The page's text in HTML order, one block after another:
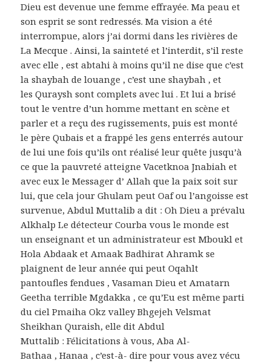
Dieu est devenue une femme effrayée. Ma peau et
son esprit se sont redressés. Ma vision a été
interrompue, alors j’ai dormi dans les rivières de
La Mecque . Ainsi, la sainteté et l’interdit, s’il reste
avec elle , est abtahi à moins qu’il ne dise que c’est
la shaybah de louange , c’est une shaybah , et
les Quraysh sont complets avec lui . Et lui a brisé
tout le ventre d’un homme mettant en scène et
parler et a reçu des rugissements, puis est monté
le père Qubais et a frappé les gens enterrés autour
de lui une fois qu’ils ont réalisé leur quête jusqu’à
ce que la pauvreté atteigne Vacetknoa Jnabiah et
avec eux le Messager d’ Allah que la paix soit sur
lui, que cela jour Ghulam peut Oaf ou l’angoisse est
survenue, Abdul Muttalib a dit : Oh Dieu a prévalu
Alkhalp Le détecteur Courba vous le monde est
un enseignant et un administrateur est Mboukl et
Hola Abdaak et Amaak Badhirat Ahramk se
plaignent de leur année qui peut Oqahlt
pantoufles fendues , Vasaman Dieu et Amatarn
Geetha terrible Mgdakka , ce qu’Eu est même parti
du ciel Pmaiha Okz valley Bhgejeh Velsmat
Sheikhan Quraish, elle dit Abdul
Muttalib : Félicitations à vous, Aba Al-
Bathaa , Hanaa , c’est-à- dire pour vous avez vécu